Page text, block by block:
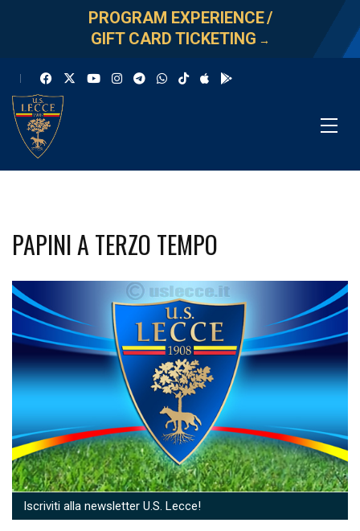
PROGRAM EXPERIENCE/
GIFT CARD TICKETING →
PAPINI A TERZO TEMPO
Iscriviti alla newsletter U.S. Lecce!